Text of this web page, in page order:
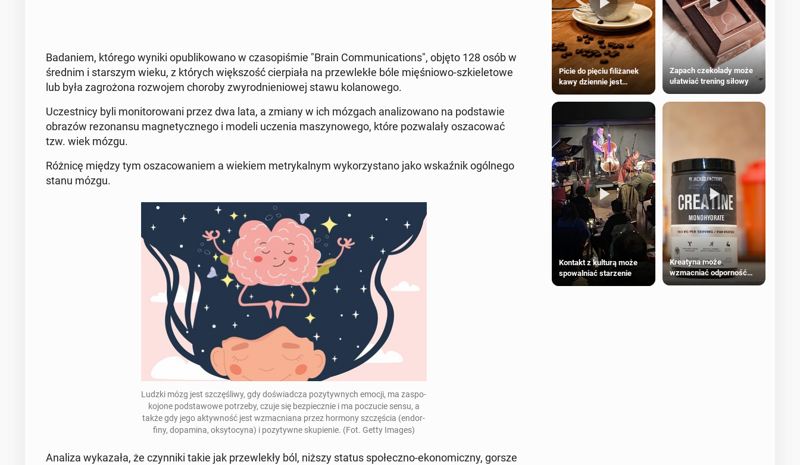
Ba­da­niem, którego wyniki opu­bli­ko­wa­no w cza­so­pi­śmie "Brain Com­mu­ni­ca­tions", objęto 128 osób w
średnim i star­szym wieku, z których więk­szość cier­pia­ła na prze­wle­kłe bóle mię­śnio­wo-szkie­le­to­we
lub była za­gro­żo­na roz­wo­jem choroby zwy­rod­nie­nio­wej stawu ko­la­no­we­go.
Uczest­ni­cy byli mo­ni­to­ro­wa­ni przez dwa lata, a zmiany w ich mózgach ana­li­zo­wa­no na pod­sta­wie
obrazów re­zo­nan­su ma­gne­tycz­ne­go i modeli uczenia ma­szy­no­we­go, które po­zwa­la­ły osza­co­wać
tzw. wiek mózgu.
Różnicę między tym osza­co­wa­niem a wiekiem me­try­kal­nym wy­ko­rzy­sta­no jako wskaź­nik ogól­ne­go
stanu mózgu.
Ludzki mózg jest szczę­śli­wy, gdy do­świad­cza po­zy­tyw­nych emocji, ma za­spo­
ko­jo­ne pod­sta­wo­we po­trze­by, czuje się bez­piecz­nie i ma po­czu­cie sensu, a
także gdy jego ak­tyw­ność jest wzmac­nia­na przez hormony szczę­ścia (en­dor­
fi­ny, do­pa­mi­na, oksy­to­cy­na) i po­zy­tyw­ne sku­pie­nie. (Fot. Getty Images)
Analiza wy­ka­za­ła, że czyn­ni­ki takie jak prze­wle­kły ból, niższy status spo­łecz­no-eko­no­micz­ny, gorsze
Picie do pięciu filiżanek
kawy dziennie jest
większości dorosłych
Zapach czekolady może
ułatwiać trening siłowy
Kontakt z kulturą może
spowalniać starzenie
Kreatyna może
wzmacniać odporność
przeciw nowotworom